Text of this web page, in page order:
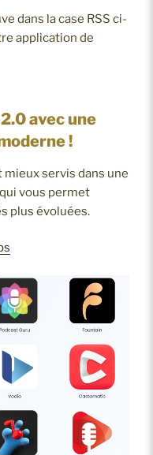
dans la case RSS ci-
application de
avec une
!
servis dans une
vous permet
plus évoluées.